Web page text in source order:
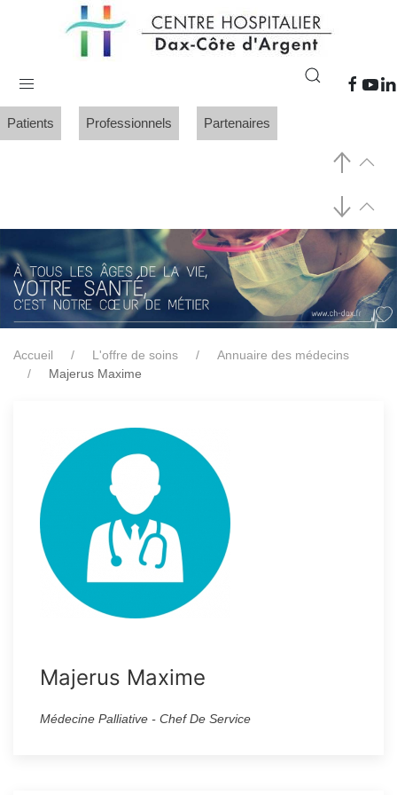
Patients Professionnels Partenaires
Accueil L'offre de soins
Annuaire des médecins
Majerus Maxime
Majerus Maxime
Médecine Palliative - Chef De Service